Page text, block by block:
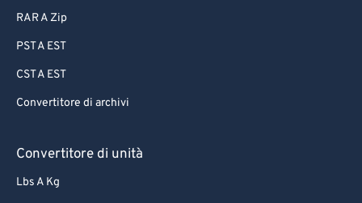
RAR A Zip
PST A EST
CST A EST
Convertitore di archivi
Convertitore di unità
Lbs A Kg